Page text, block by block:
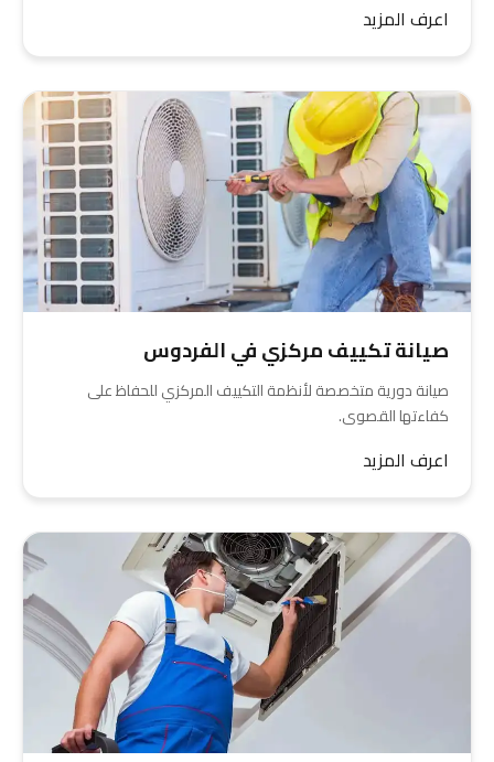
اعرف المزيد
صيانة تكييف مركزي في الفردوس
صيانة دورية متخصصة لأنظمة التكييف المركزي للحفاظ على
كفاءتها القصوى.
اعرف المزيد